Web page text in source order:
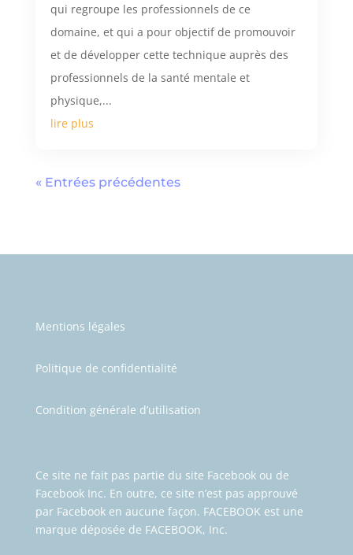
qui regroupe les professionnels de ce
domaine, et qui a pour objectif de promouvoir
et de développer cette technique auprès des
professionnels de la santé mentale et
physique,...
lire plus
« Entrées précédentes
Mentions légales
Politique de confidentialité
Condition générale d’utilisation
Ce site ne fait pas partie du site Facebook ou de
Facebook Inc. En outre, ce site n’est pas approuvé
par Facebook en aucune façon. FACEBOOK est une
marque déposée de FACEBOOK, Inc.